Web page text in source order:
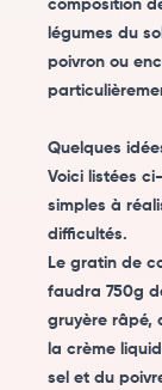
composition
légumes du
poivron ou
Quelques
Voici listées
simples à
difficultés.
Le gratin de
faudra 750g
gruyère râpé,
la crème
sel et du